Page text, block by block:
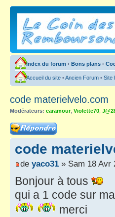
Index du forum ‹ Bons plans ‹
Accueil du site •Ancien Forum • Site
code materielvelo.com
Modérateurs: caramour, Violette70
Répondre
code
de yaco31 » Sam 18 Avr
Bonjour à tous
qui a 1 code sur
merci